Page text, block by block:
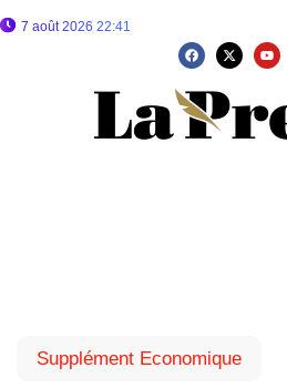
7 août 2026 22:41
Supplément Economique